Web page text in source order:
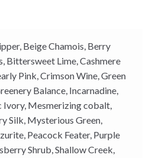
Beige Chamois, Berry
Bittersweet Lime, Cashmere
Pink, Crimson Wine, Green
Balance, Incarnadine,
Ivory, Mesmerizing cobalt,
Silk, Mysterious Green,
Peacock Feater, Purple
Shrub, Shallow Creek,